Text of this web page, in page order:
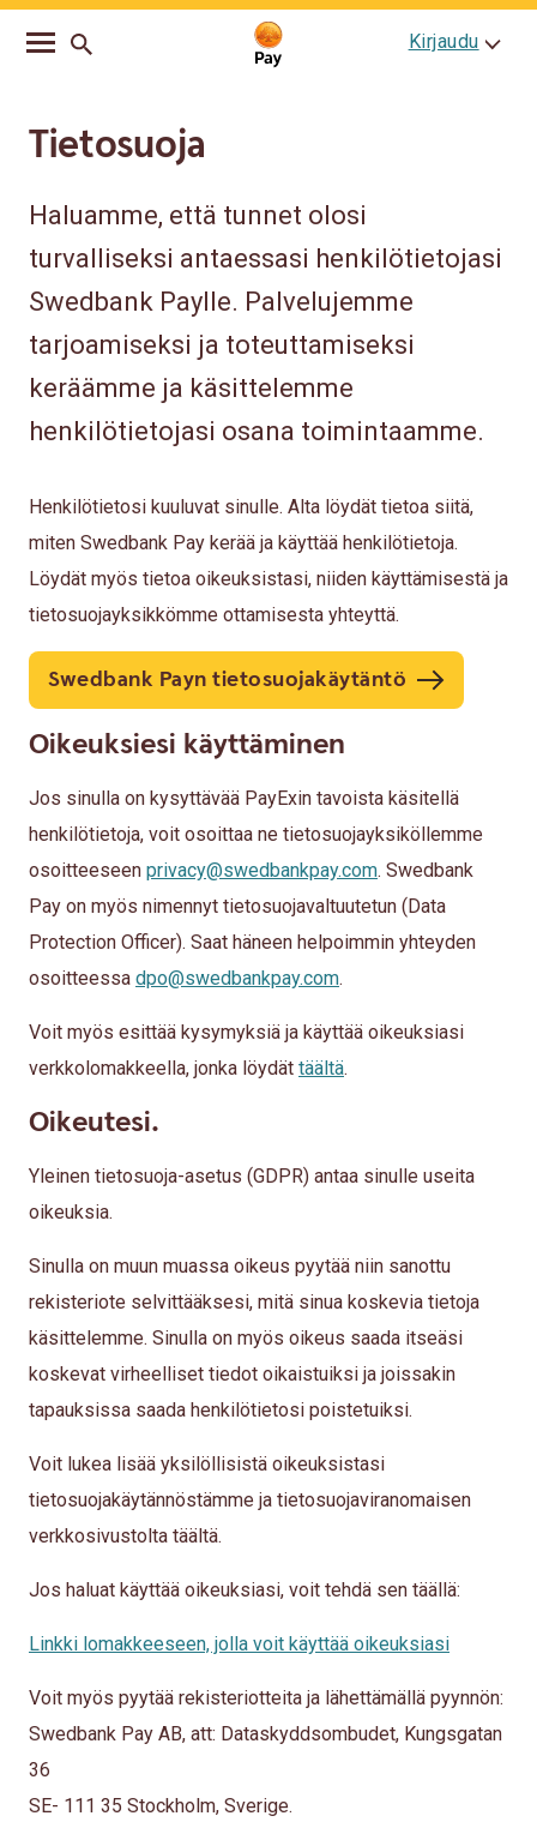
Go
Skip
Kirjaudu
Tietosuoja
Haluamme, että tunnet olosi
turvalliseksi antaessasi henkilötietojasi
Swedbank Paylle. Palvelujemme
tarjoamiseksi ja toteuttamiseksi
keräämme ja käsittelemme
henkilötietojasi osana toimintaamme.
Henkilötietosi kuuluvat sinulle. Alta löydät tietoa siitä,
miten Swedbank Pay kerää ja käyttää henkilötietoja.
Löydät myös tietoa oikeuksistasi, niiden käyttämisestä ja
tietosuojayksikkömme ottamisesta yhteyttä.
Swedbank Payn tietosuojakäytäntö
Oikeuksiesi käyttäminen
Jos sinulla on kysyttävää PayExin tavoista käsitellä
henkilötietoja, voit osoittaa ne tietosuojayksiköllemme
osoitteeseen privacy@swedbankpay.com. Swedbank
Pay on myös nimennyt tietosuojavaltuutetun (Data
Protection Officer). Saat häneen helpoimmin yhteyden
osoitteessa dpo@swedbankpay.com.
Voit myös esittää kysymyksiä ja käyttää oikeuksiasi
verkkolomakkeella, jonka löydät täältä.
Oikeutesi.
Yleinen tietosuoja-asetus (GDPR) antaa sinulle useita
oikeuksia.
Sinulla on muun muassa oikeus pyytää niin sanottu
rekisteriote selvittääksesi, mitä sinua koskevia tietoja
käsittelemme. Sinulla on myös oikeus saada itseäsi
koskevat virheelliset tiedot oikaistuiksi ja joissakin
tapauksissa saada henkilötietosi poistetuiksi.
Voit lukea lisää yksilöllisistä oikeuksistasi
tietosuojakäytännöstämme ja tietosuojaviranomaisen
verkkosivustolta täältä.
Jos haluat käyttää oikeuksiasi, voit tehdä sen täällä:
Linkki lomakkeeseen, jolla voit käyttää oikeuksiasi
Voit myös pyytää rekisteriotteita ja lähettämällä pyynnön:
Swedbank Pay AB, att: Dataskyddsombudet, Kungsgatan
36
SE- 111 35 Stockholm, Sverige.